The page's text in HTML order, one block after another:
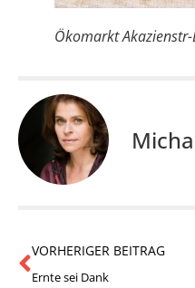
Ökomarkt
VORHERIGER BEITRAG
Ernte sei Dank